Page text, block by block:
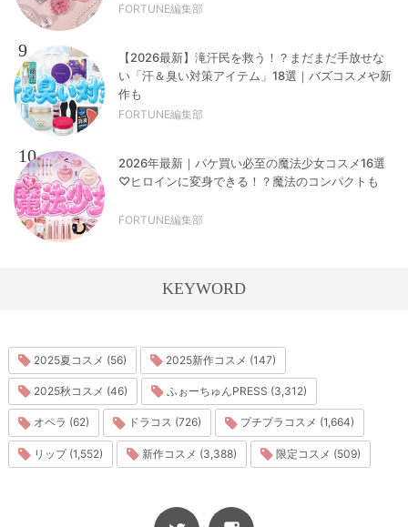
FORTUNE編集部
9
【2026最新】滝汗民を救う！？まだまだ手放せな
い「汗＆臭い対策アイテム」18選｜バズコスメや新
作も
FORTUNE編集部
10
2026年最新｜パケ買い必至の魔法少女コスメ16選
♡ヒロインに変身できる！？魔法のコンパクトも
FORTUNE編集部
KEYWORD
2025夏コスメ (56) 2025新作コスメ (147)
2025秋コスメ (46) ふぉーちゅんPRESS (3,312)
オペラ (62) ドラコス (726) プチプラコスメ (1,664)
リップ (1,552) 新作コスメ (3,388) 限定コスメ (509)